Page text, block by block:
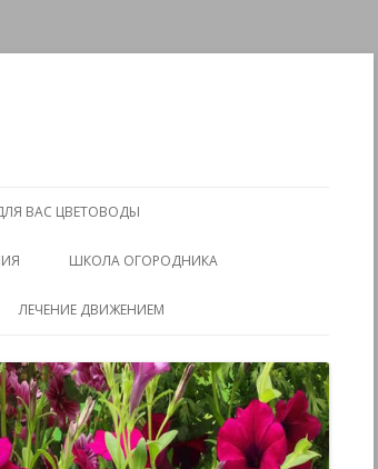
ВАС ЦВЕТОВОДЫ
ШКОЛА ОГОРОДНИКА
ЛЕЧЕНИЕ ДВИЖЕНИЕМ